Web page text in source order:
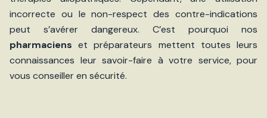
incorrecte ou le non-respect des contre-indications
peut s’avérer dangereux. C’est pourquoi nos
pharmaciens et préparateurs mettent toutes leurs
connaissances leur savoir-faire à votre service, pour
vous conseiller en sécurité.